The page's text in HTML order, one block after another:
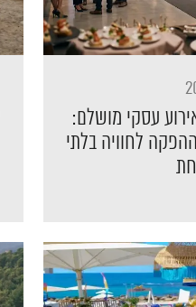
עסקי מושלם:
לחוויה בלתי